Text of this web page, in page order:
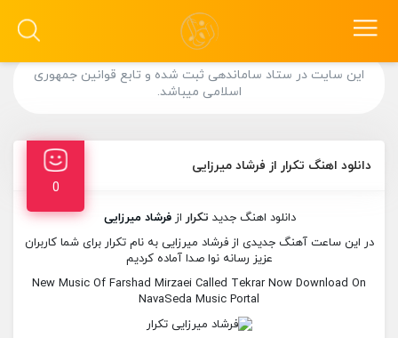
این سایت در ستاد ساماندهی ثبت شده و تابع قوانین جمهوری
اسلامی میباشد.
دانلود اهنگ تکرار از فرشاد میرزایی
0
دانلود اهنگ جدید تکرار از فرشاد میرزایی
در این ساعت آهنگ جدیدی از فرشاد میرزایی به نام تکرار برای شما کاربران
عزیز رسانه نوا صدا آماده کردیم
New Music Of Farshad Mirzaei Called Tekrar Now Download On
NavaSeda Music Portal